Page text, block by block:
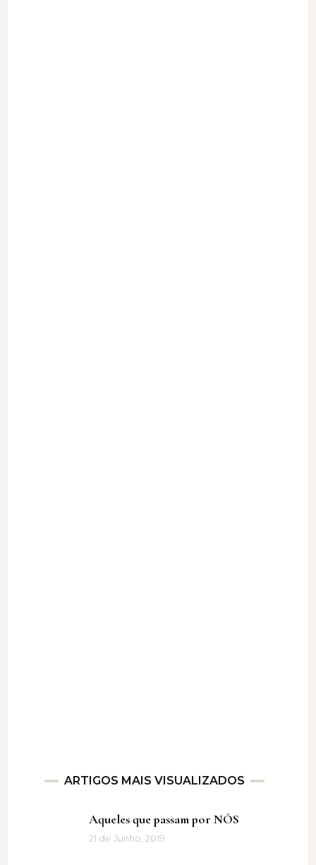
ARTIGOS MAIS VISUALIZADOS
Aqueles que passam por NÓS
21 de Junho, 2019